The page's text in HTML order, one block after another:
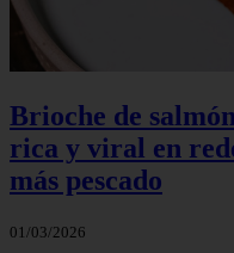
Brioche de
rica y viral en
más pescado
01/03/2026